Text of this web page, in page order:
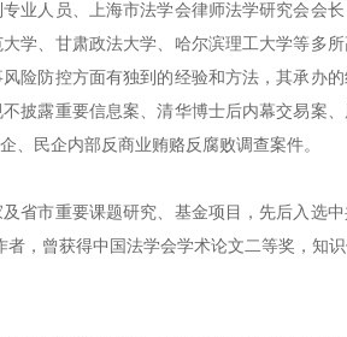
业人员、上海市法学会律师法学研究会会
学、甘肃政法大学、哈尔滨理工大学等多
险防控方面有独到的经验和方法，其承办
披露重要信息案、清华博士后内幕交易案
、民企内部反商业贿赂反腐败调查案件。
省市重要课题研究、基金项目，先后入选
，曾获得中国法学会学术论文二等奖，知